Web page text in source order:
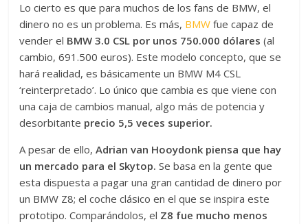
Lo cierto es que para muchos de los fans de BMW, el
dinero no es un problema. Es más, BMW fue capaz de
vender el BMW 3.0 CSL por unos 750.000 dólares (al
cambio, 691.500 euros). Este modelo concepto, que se
hará realidad, es básicamente un BMW M4 CSL
‘reinterpretado’. Lo único que cambia es que viene con
una caja de cambios manual, algo más de potencia y
desorbitante precio 5,5 veces superior.
A pesar de ello,Adrian van Hooydonk piensa que hay
un mercado para el Skytop. Se basa en la gente que
esta dispuesta a pagar una gran cantidad de dinero por
un BMW Z8; el coche clásico en el que se inspira este
prototipo. Comparándolos, el Z8 fue mucho menos